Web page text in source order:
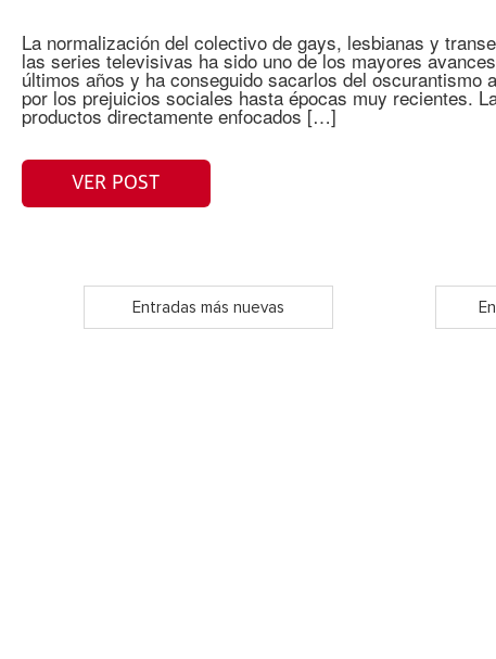
La normalización del colectivo de gays, lesbianas y
las series televisivas ha sido uno de los mayores
últimos años y ha conseguido sacarlos del oscurantismo
por los prejuicios sociales hasta épocas muy recientes.
productos directamente enfocados […]
VER POST
Entradas más nuevas